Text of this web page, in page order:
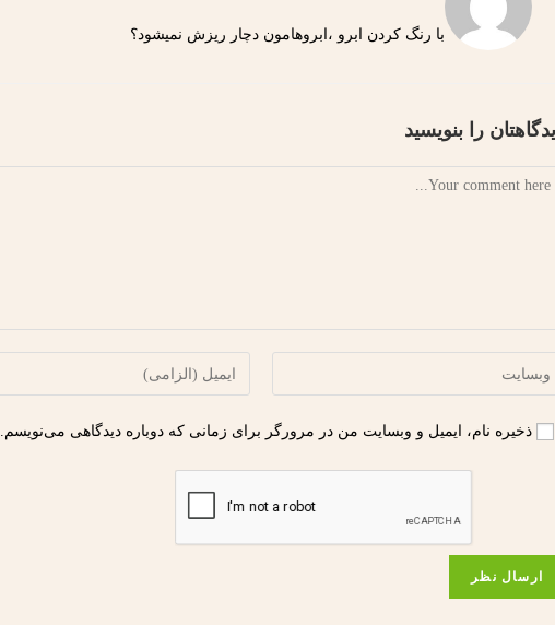
با رنگ کردن ابرو ،ابروهامون دچار ریزش نمیشود؟
را بنویسید
ذخیره نام، ایمیل و وبسایت من در مرورگر برای زمانی که دوباره دیدگاهی می‌نویسم.